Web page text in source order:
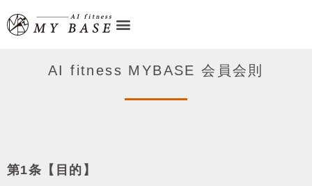
AI fitness MYBASE 会員会則
第1条【⽬的】